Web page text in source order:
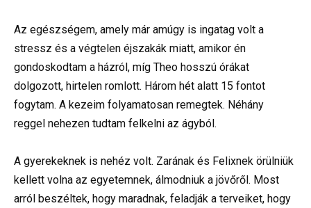
Az egészségem, amely már amúgy is ingatag volt a
stressz és a végtelen éjszakák miatt, amikor én
gondoskodtam a házról, míg Theo hosszú órákat
dolgozott, hirtelen romlott. Három hét alatt 15 fontot
fogytam. A kezeim folyamatosan remegtek. Néhány
reggel nehezen tudtam felkelni az ágyból.
A gyerekeknek is nehéz volt. Zarának és Felixnek örülniük
kellett volna az egyetemnek, álmodniuk a jövőről. Most
arról beszéltek, hogy maradnak, feladják a terveiket, hogy